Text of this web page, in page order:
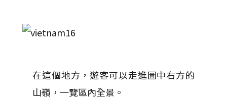
在這個地方，遊客可以走進圖中右方的
山嶺，一覽區內全景。